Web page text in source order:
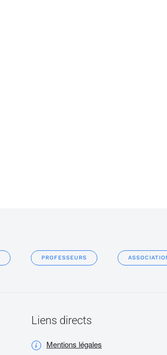
PROFESSEURS
Liens directs
Mentions légales